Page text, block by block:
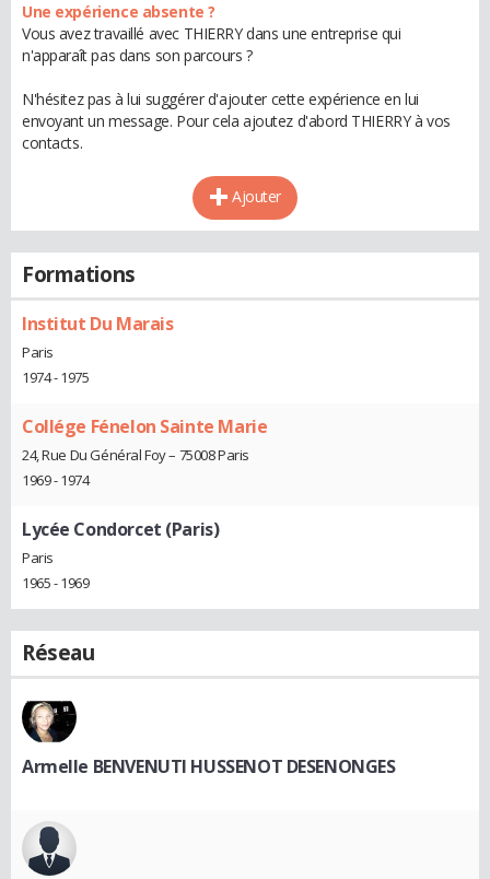
Une expérience absente ?
Vous avez travaillé avec THIERRY dans une entreprise qui
n'apparaît pas dans son parcours ?
N'hésitez pas à lui suggérer d'ajouter cette expérience en lui
envoyant un message. Pour cela ajoutez d'abord THIERRY à vos
contacts.
Ajouter
Formations
Institut Du Marais
Paris
1974 - 1975
Collége Fénelon Sainte Marie
24, Rue Du Général Foy – 75008 Paris
1969 - 1974
Lycée Condorcet (Paris)
Paris
1965 - 1969
Réseau
Armelle BENVENUTI HUSSENOT DESENONGES